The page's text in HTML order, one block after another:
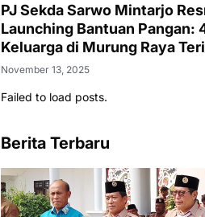
PJ Sekda Sarwo Mintarjo
Launching Bantuan Pangan:
Keluarga di Murung Raya
dan Minyak Goreng
November 13, 2025
Failed to load posts.
Berita Terbaru